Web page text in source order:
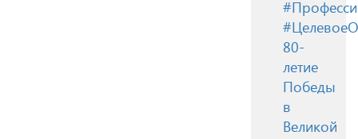
80-
летие
Победы
в
Великой